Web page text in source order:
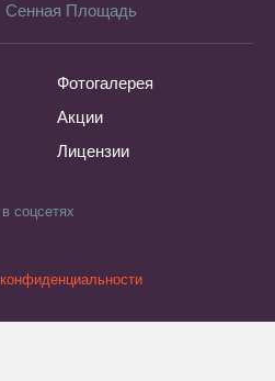
Сенная Площадь
Фотогалерея
Акции
Лицензии
соцсетях